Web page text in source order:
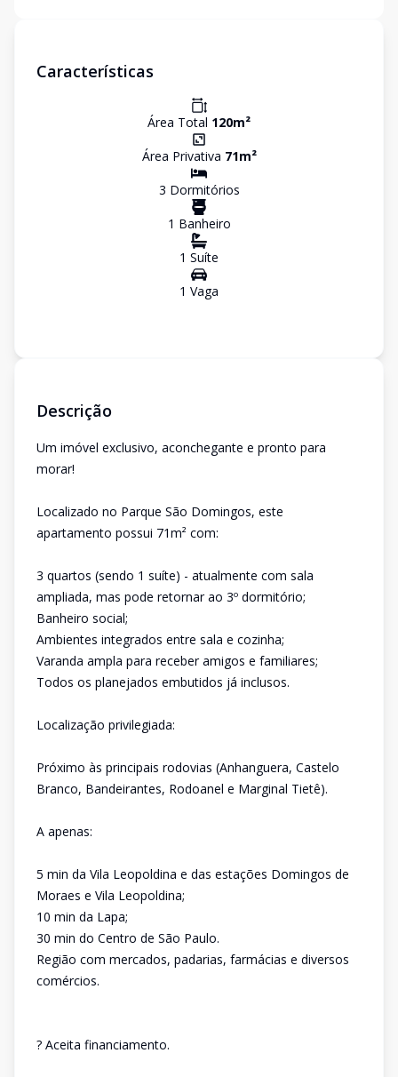
Características
Área Total 120m²
Área Privativa 71m²
3 Dormitórios
1 Banheiro
1 Suíte
1 Vaga
Descrição
Um imóvel exclusivo, aconchegante e pronto para
morar!
Localizado no Parque São Domingos, este
apartamento possui 71m² com:
3 quartos (sendo 1 suíte) - atualmente com sala
ampliada, mas pode retornar ao 3º dormitório;
Banheiro social;
Ambientes integrados entre sala e cozinha;
Varanda ampla para receber amigos e familiares;
Todos os planejados embutidos já inclusos.
Localização privilegiada:
Próximo às principais rodovias (Anhanguera, Castelo
Branco, Bandeirantes, Rodoanel e Marginal Tietê).
A apenas:
5 min da Vila Leopoldina e das estações Domingos de
Moraes e Vila Leopoldina;
10 min da Lapa;
30 min do Centro de São Paulo.
Região com mercados, padarias, farmácias e diversos
comércios.
? Aceita financiamento.